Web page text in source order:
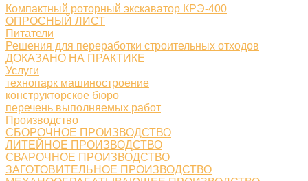
Компактный роторный экскаватор КРЭ-400
ОПРОСНЫЙ ЛИСТ
Питатели
Решения для переработки строительных отходов
ДОКАЗАНО НА ПРАКТИКЕ
Услуги
технопарк машиностроение
конструкторское бюро
перечень выполняемых работ
Производство
СБОРОЧНОЕ ПРОИЗВОДСТВО
ЛИТЕЙНОЕ ПРОИЗВОДСТВО
СВАРОЧНОЕ ПРОИЗВОДСТВО
ЗАГОТОВИТЕЛЬНОЕ ПРОИЗВОДСТВО